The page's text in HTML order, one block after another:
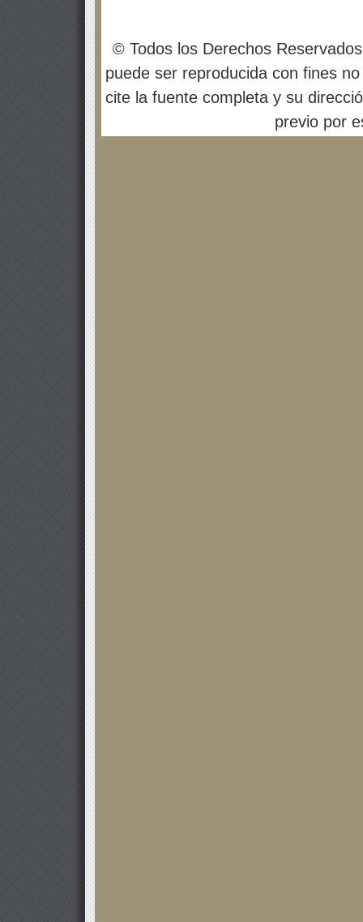
© Todos los Derechos
puede ser reproducida con fines
cite la fuente completa y su
previo por